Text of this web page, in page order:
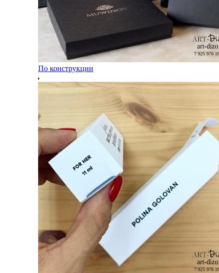
По конструкции